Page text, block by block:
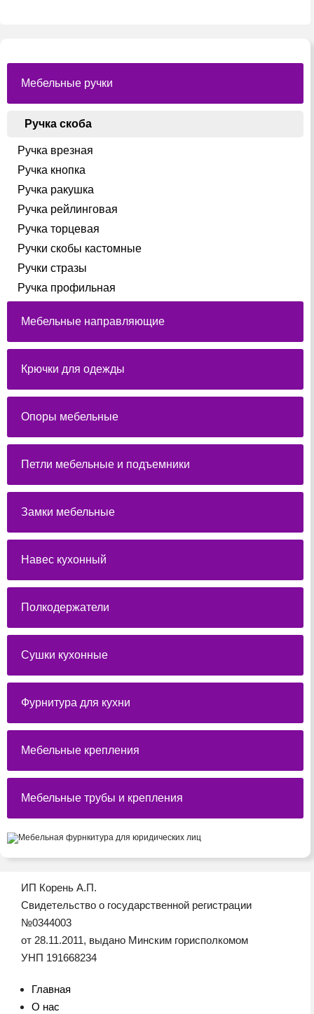
Мебельные ручки
Ручка скоба
Ручка врезная
Ручка кнопка
Ручка ракушка
Ручка рейлинговая
Ручка торцевая
Ручки скобы кастомные
Ручки стразы
Ручка профильная
Мебельные направляющие
Крючки для одежды
Опоры мебельные
Петли мебельные и подъемники
Замки мебельные
Навес кухонный
Полкодержатели
Сушки кухонные
Фурнитура для кухни
Мебельные крепления
Мебельные трубы и крепления
ИП Корень А.П.
Свидетельство о государственной регистрации
№0344003
от 28.11.2011, выдано Минским горисполкомом
УНП 191668234
Главная
О нас